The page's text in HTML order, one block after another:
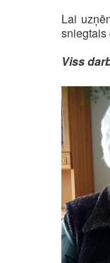
Lai
sniegtais
Viss